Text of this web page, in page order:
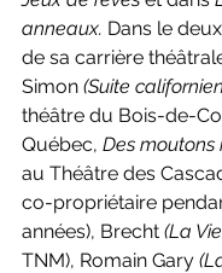
anneaux. Dans le
de sa carrière
Simon (Suite
théâtre du Bois-de-
Québec, Des moutons
au Théâtre des
co-propriétaire
années), Brecht (La
TNM), Romain Gary